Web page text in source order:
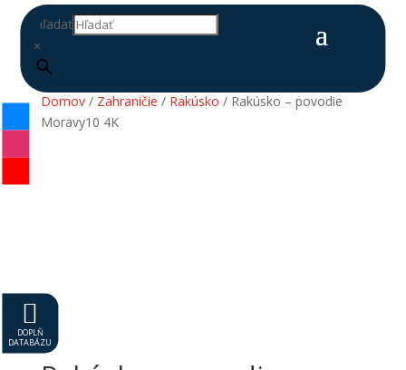
Hľadať
×

DOPLŇ
DATABÁZU
Domov/ Zahraničie / Rakúsko / Rakúsko – povodie
Moravy10 4K